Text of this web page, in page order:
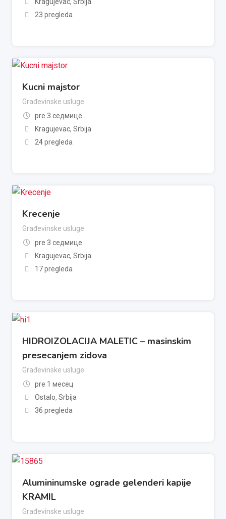
23 pregleda
Kucni majstor
Građevinske usluge
pre 3 седмице
Kragujevac, Srbija
24 pregleda
Krecenje
Građevinske usluge
pre 3 седмице
Kragujevac, Srbija
17 pregleda
HIDROIZOLACIJA MALETIC – masinskim
presecanjem zidova
Građevinske usluge
pre 1 месец
Ostalo, Srbija
36 pregleda
Alumininumske ograde gelenderi kapije
KRAMIL
Građevinske usluge